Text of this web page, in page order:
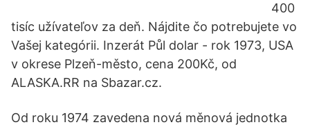
400
tisíc užívateľov za deň. Nájdite čo potrebujete vo
Vašej kategórii. Inzerát Půl dolar - rok 1973, USA
v okrese Plzeň-město, cena 200Kč, od
ALASKA.RR na Sbazar.cz.
Od roku 1974 zavedena nová měnová jednotka